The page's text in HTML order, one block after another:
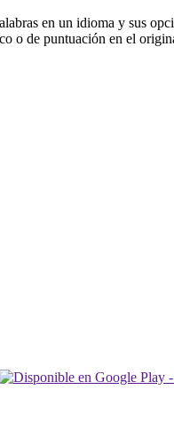
en un idioma y sus
o de puntuación en el